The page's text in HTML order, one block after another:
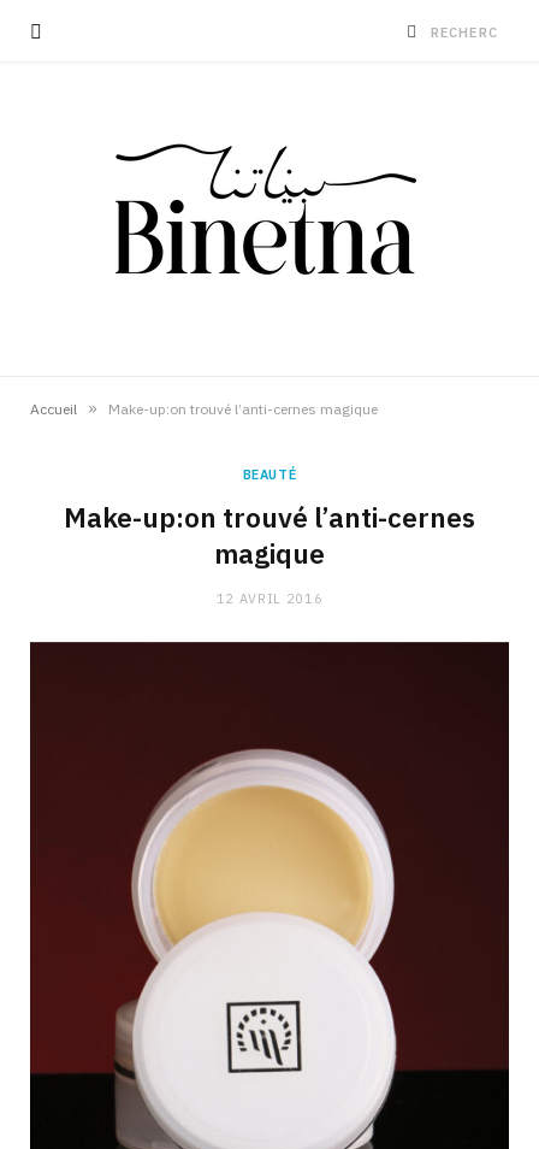
Accueil » Make-up:on trouvé l’anti-cernes magique
BEAUTÉ
Make-up:on trouvé l’anti-cernes
magique
12 AVRIL 2016